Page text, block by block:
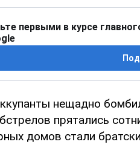
первыми в курсе
нещадно
прятались
домов стали